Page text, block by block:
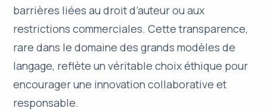
barrières liées au droit d’auteur ou aux
restrictions commerciales. Cette transparence,
rare dans le domaine des grands modèles de
langage, reflète un véritable choix éthique pour
encourager une innovation collaborative et
responsable.